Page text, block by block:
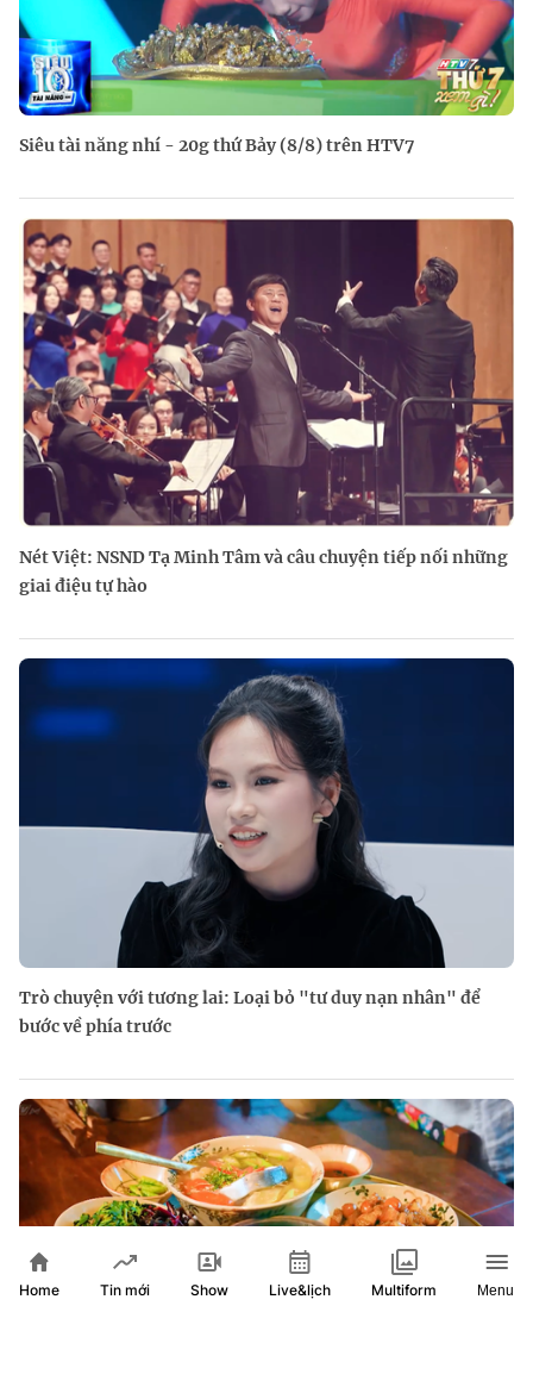
Siêu tài năng nhí - 20g thứ Bảy (8/8) trên HTV7
Nét Việt: NSND Tạ Minh Tâm và câu chuyện tiếp nối những
giai điệu tự hào
Trò chuyện với tương lai: Loại bỏ "tư duy nạn nhân" để
bước về phía trước
Home Tin mới Show Live&lịch Multiform Menu